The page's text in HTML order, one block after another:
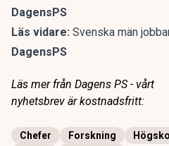
DagensPS
Läs vidare: Svenska män
DagensPS
Läs mer från Dagens PS - vårt
nyhetsbrev är kostnadsfritt:
Chefer Forskning